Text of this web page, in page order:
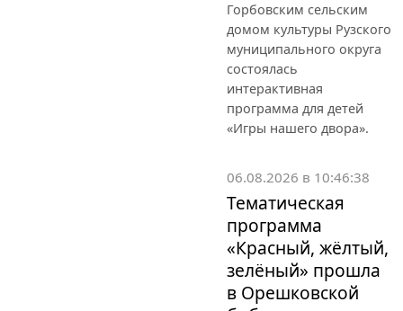
Горбовским сельским
домом культуры Рузского
муниципального округа
состоялась
интерактивная
программа для детей
«Игры нашего двора».
06.08.2026 в 10:46:38
Тематическая
программа
«Красный, жёлтый,
зелёный» прошла
в Орешковской